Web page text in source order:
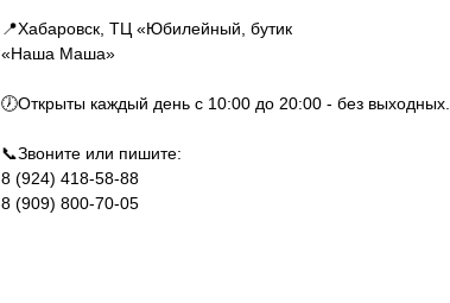
📍Хабаровск, ТЦ «Юбилейный, бутик
«Наша Маша»
🕖Открыты каждый день с 10:00 до 20:00 - без выходных.
📞Звоните или пишите:
8 (924) 418-58-88
8 (909) 800-70-05